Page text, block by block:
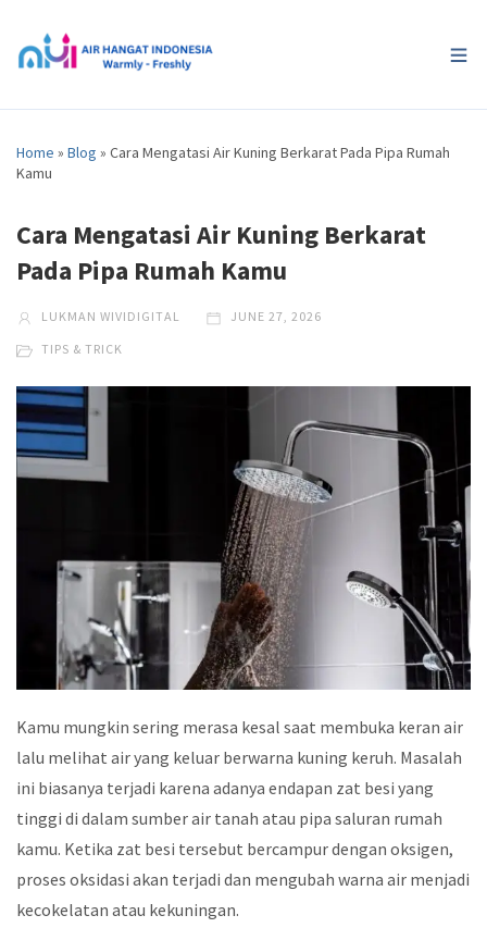
Home » Blog » Cara Mengatasi Air Kuning Berkarat Pada Pipa Rumah
Kamu
Cara Mengatasi Air Kuning Berkarat
Pada Pipa Rumah Kamu
LUKMAN WIVIDIGITAL JUNE 27, 2026
TIPS & TRICK
Kamu mungkin sering merasa kesal saat membuka keran air
lalu melihat air yang keluar berwarna kuning keruh. Masalah
ini biasanya terjadi karena adanya endapan zat besi yang
tinggi di dalam sumber air tanah atau pipa saluran rumah
kamu. Ketika zat besi tersebut bercampur dengan oksigen,
proses oksidasi akan terjadi dan mengubah warna air menjadi
kecokelatan atau kekuningan.